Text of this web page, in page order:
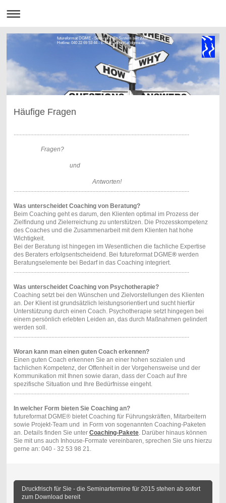
futureformat DGME - Seminare mit System seit 2002
Hotline: 040 22 69 53 44 - E-Mail anbuhl(at)dgme.de
Häufige Fragen
....................................................................................................................
Fragen?
und
Antworten!
....................................................................................................................
Was unterscheidet Coaching von Beratung?
Beim Coaching geht es darum, den Klienten optimal im Prozess der
Zielfindung und Zielerreichung zu unterstützen. Die Prozesskompetenz
des Coaches und die Zusammenarbeit mit dem Klienten hat hohe
Wichtigkeit.
Bei der Beratung ist hingegen im Wesentlichen die fachliche Expertise
des Beraters erfolgsentscheidend. Bei futureformat DGME®werden
Beratungselemente bei Bedarf in das Coaching integriert.
....................................................................................................................
Was unterscheidet Coaching von Psychotherapie?
Coaching setzt bei den Wünschen und Zielvorstellungen des Klienten
an. Der Klient ist grundsätzlich leistungsorientiert und sucht hierfür
Unterstützung durch einen Coach. Psychotherapie setzt hingegen bei
einem persönlich erlebten Leiden an, das durch Maßnahmen gelindert
werden soll.
....................................................................................................................
Woran kann man einen guten Coach erkennen?
Einen guten Coach erkennen Sie an einer hohen sozialen und
fachlichen Kompetenz, der Offenheit in der Vorgehensweise und der
Kommunikation mit Ihnen sowie daran, dass der Coach auf Ihre
spezifische Situation und Ihre Bedürfnisse eingeht.
....................................................................................................................
In welcher Form bieten Sie Coaching an?
futureformat DGME® bietet Coaching für Führungskräften, Mitarbeitern
sowie Projekt-Team und in Form von sogenannten Coaching-Paketen
an. Details finden Sie unter Coaching-Pakete. Darüber hinaus können
Sie mit uns auch Inhouse-Formate vereinbaren, sprechen Sie uns hierzu
gerne an: 040 - 32 53 98 21.
Druckfrisch für Sie - die Seminartermine für 2015 stehen ab sofort
zum Download bereit